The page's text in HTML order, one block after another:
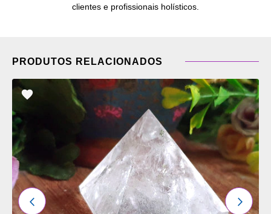
clientes e profissionais holísticos.
PRODUTOS RELACIONADOS
ADICIONAR
ANTERIOR